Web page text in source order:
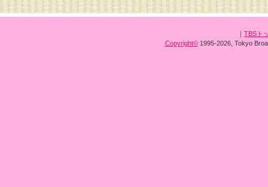
｜ TBSト
Copyright© 1995-2026, Tokyo